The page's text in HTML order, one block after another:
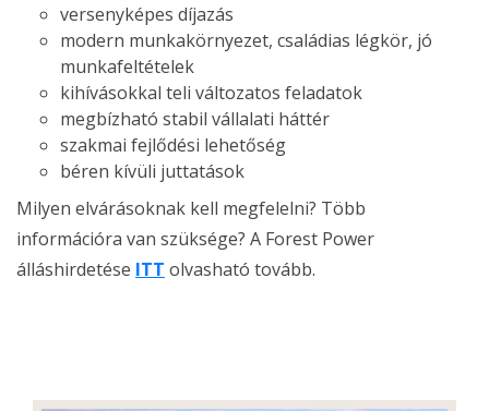
versenyképes díjazás
modern munkakörnyezet, családias légkör, jó
munkafeltételek
kihívásokkal teli változatos feladatok
megbízható stabil vállalati háttér
szakmai fejlődési lehetőség
béren kívüli juttatások
Milyen elvárásoknak kell megfelelni? Több
információra van szüksége? A Forest Power
álláshirdetése ITT olvasható tovább.